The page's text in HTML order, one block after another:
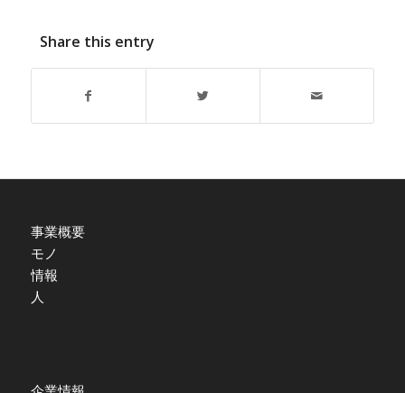
Share this entry
事業概要
モノ
情報
人